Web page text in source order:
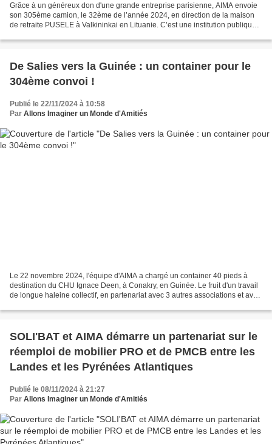
Grâce à un généreux don d'une grande entreprise parisienne, AIMA envoie
son 305ème camion, le 32ème de l’année 2024, en direction de la maison
de retraite PUSELE à Valkininkai en Lituanie. C’est une institution publique
De Salies vers la Guinée : un container pour le
304ème convoi !
Publié le 22/11/2024 à 10:58
Par Allons Imaginer un Monde d'Amitiés
Le 22 novembre 2024, l'équipe d'AIMA a chargé un container 40 pieds à
destination du CHU Ignace Deen, à Conakry, en Guinée. Le fruit d'un travail
de longue haleine collectif, en partenariat avec 3 autres associations et avec
SOLI'BAT et AIMA démarre un partenariat sur le
réemploi de mobilier PRO et de PMCB entre les
Landes et les Pyrénées Atlantiques
Publié le 08/11/2024 à 21:27
Par Allons Imaginer un Monde d'Amitiés